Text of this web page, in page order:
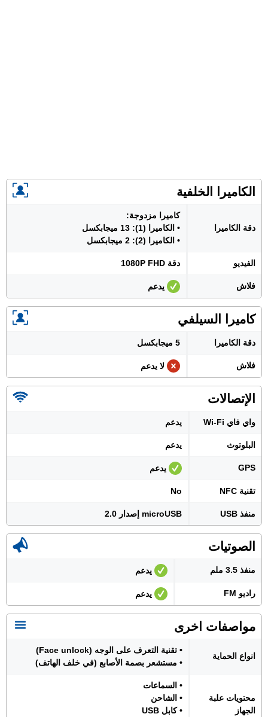
الكاميرا الخلفية
دقة الكاميرا
كاميرا مزدوجة:
• الكاميرا (1): 13 ميجابكسل
• الكاميرا (2): 2 ميجابكسل
الفيديو دقة 1080P FHD
فلاش يدعم
كاميرا السيلفي
دقة الكاميرا 5 ميجابكسل
فلاش لا يدعم
الإتصالات
واي فاي Wi-Fi يدعم
البلوتوث يدعم
GPS يدعم
تقنية NFC No
منفذ USB microUSB إصدار 2.0
الصوتيات
منفذ 3.5 ملم يدعم
راديو FM يدعم
مواصفات اخرى
انواع الحماية
• تقنية التعرف على الوجه (Face unlock)
• مستشعر بصمة الأصابع (في خلف الهاتف)
محتويات علبة
الجهاز
• السماعات
• الشاحن
• كابل USB